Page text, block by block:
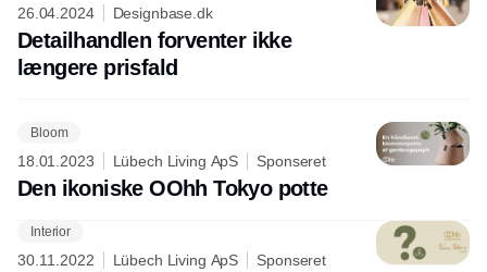
26.04.2024 Designbase.dk
Detailhandlen forventer ikke
længere prisfald
Bloom
18.01.2023 Lübech Living ApS Sponseret
Den ikoniske OOhh Tokyo potte
Interior
30.11.2022 Lübech Living ApS Sponseret